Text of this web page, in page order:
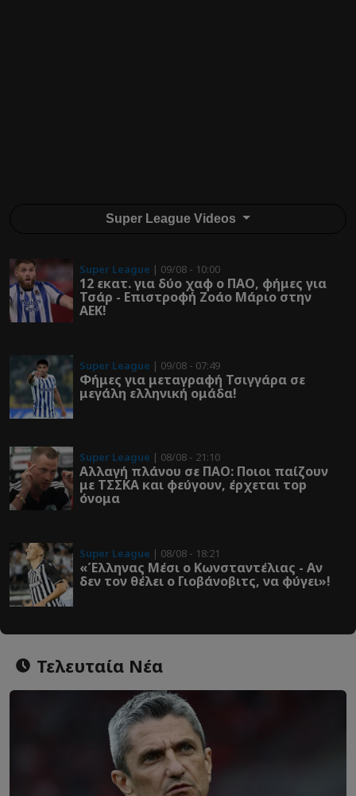
Super League Videos
Super League | 09/08 - 10:00
12 εκατ. για δύο χαφ ο ΠΑΟ, φήμες για
Τσάρ - Επιστροφή Ζοάο Μάριο στην
ΑΕΚ!
Super League | 09/08 - 07:49
Φήμες για μεταγραφή Τσιγγάρα σε
μεγάλη ελληνική ομάδα!
Super League | 08/08 - 21:10
Αλλαγή πλάνου σε ΠΑΟ: Ποιοι παίζουν
με ΤΣΣΚΑ και φεύγουν, έρχεται τοp
όνομα
Super League | 08/08 - 18:21
«Έλληνας Μέσι ο Κωνσταντέλιας - Αν
δεν τον θέλει ο Γιοβάνοβιτς, να φύγει»!
Τελευταία Νέα